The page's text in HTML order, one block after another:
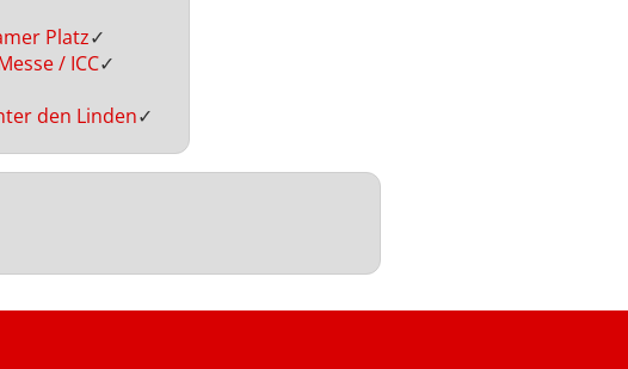
Platz✓
/ ICC✓
den Linden✓